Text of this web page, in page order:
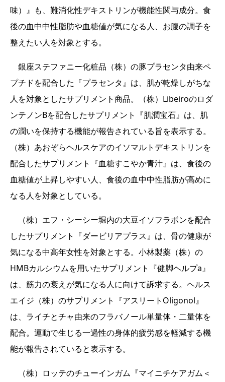
味）』も、難消化性デキストリンが機能性関与成分。食
後の血中中性脂肪や血糖値が気になる人、お腹の調子を
整えたい人を対象とする。
銀座ステファニー化粧品（株）の豚プラセンタ由来ペ
プチドを配合した『プラセンタ』は、肌が乾燥しがちな
人を対象としたサプリメント商品。（株）Libeiroのロダ
ンテノンBを配合したサプリメント『肌潤宝石』は、肌
の潤いを保持する機能が報告されている旨を表示する。
（株）あおぞらヘルスケアのイソマルトデキストリンを
配合したサプリメント『血糖すこやか青汁』は、食後の
血糖値が上昇しやすい人、食後の血中中性脂肪が高めに
なる人を対象としている。
（株）エフ・シーシー堀内の大豆イソフラボンを配合
したサプリメント『ダービリアプラス』は、骨の健康が
気になる中高年女性を対象とする。小林製薬（株）の
HMBカルシウムを用いたサプリメント『健脚ヘルプa』
は、筋力の衰えが気になる人に向けて訴求する。ヘルス
エイジ（株）のサプリメント『アスリートOligonol』
は、ライチとチャ由来のフラバノール単量体・二量体を
配合。運動で生じる一過性の身体的疲労感を軽減する機
能が報告されていると表示する。
（株）ロッテのチューインガム『マイニチケアガム＜